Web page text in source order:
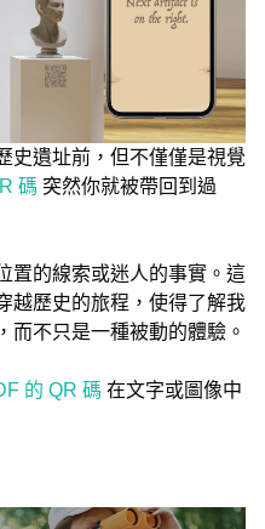
史遺址前，但不僅僅是視覺
碼 突然你就被帶回到過
置的線索或迷人的事實。這
越歷史的旅程，使得了解我
而不只是一種被動的體驗。
的 QR 碼 在文字或圖像中